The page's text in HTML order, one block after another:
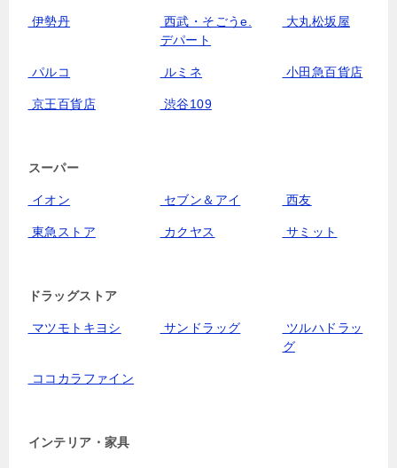
伊勢丹
西武・そごうe.
デパート
大丸松坂屋
パルコ ルミネ 小田急百貨店
京王百貨店 渋谷109
スーパー
イオン セブン＆アイ 西友
東急ストア カクヤス サミット
ドラッグストア
マツモトキヨシ サンドラッグ
ツルハドラッ
グ
ココカラファイン
インテリア・家具